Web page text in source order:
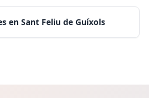
en Sant Feliu de Guíxols